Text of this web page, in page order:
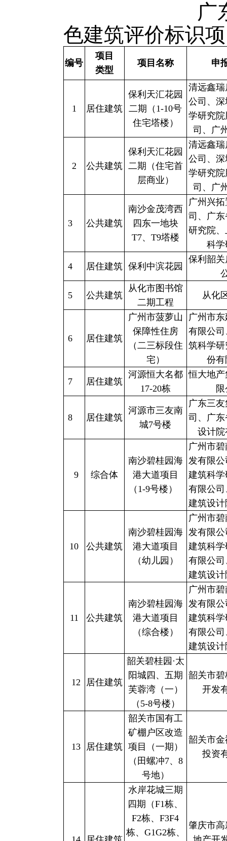
广东
色建筑评价标识
编号
项目
类型
项目名称 申
1 居住建筑
保利天汇花园
二期（1-10号
住宅塔楼）
清远鑫
公司、
学研究
司、广
2 公共建筑
保利天汇花园
二期（住宅首
层商业）
清远鑫
公司、
学研究
司、广
3 公共建筑
南沙金茂湾西
四东一地块
T7、T9塔楼
广州兴
司、广
研究院
科学
4 居住建筑 保利中滨花园
保利韶
5 公共建筑
从化市图书馆
二期工程
从化
6 居住建筑
广州市菠萝山
保障性住房
（二三标段住
宅）
广州市
有限公
筑科学
份有
7 居住建筑
河源恒大名都
17-20栋
恒大地
8 居住建筑
河源市三友南
城7号楼
广东三
司、广
设计
9 综合体
南沙碧桂园海
港大道项目
（1-9号楼）
广州市
发有限
建筑科
有限公
建筑设
10 公共建筑
南沙碧桂园海
港大道项目
（幼儿园）
广州市
发有限
建筑科
有限公
建筑设
11 公共建筑
南沙碧桂园海
港大道项目
（综合楼）
广州市
发有限
建筑科
有限公
建筑设
12 居住建筑
韶关碧桂园·太
阳城四、五期
芙蓉湾（一）
（5-8号楼）
韶关市
开发
13 居住建筑
韶关市国有工
矿棚户区改造
项目（一期）
（田螺冲7、8
号地）
韶关市
投资
水岸花城三期
四期（F1栋、
F2栋、F3F4
栋、G1G2栋、
肇庆市